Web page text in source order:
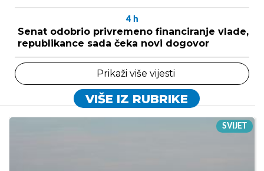
4 h
Senat odobrio privremeno financiranje vlade,
republikance sada čeka novi dogovor
Prikaži više vijesti
VIŠE IZ RUBRIKE
SVIJET